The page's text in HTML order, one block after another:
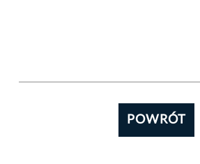
POWRÓT